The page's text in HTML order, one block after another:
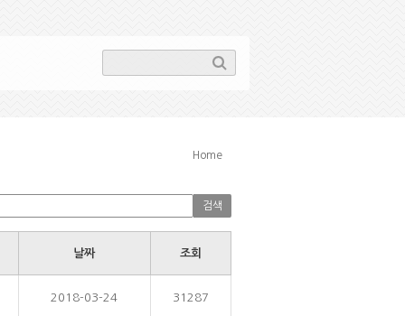
Home
날짜 조회
2018-03-24 31287